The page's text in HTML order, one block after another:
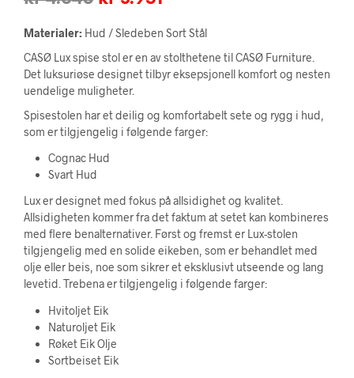
pris
var:
kr 4.648.
pris
er:
kr 3.951.
Materialer: Hud / Sledeben Sort Stål
CASØ Lux spise stol er en av stolthetene til CASØ Furniture.
Det luksuriøse designet tilbyr eksepsjonell komfort og nesten
uendelige muligheter.
Spisestolen har et deilig og komfortabelt sete og rygg i hud,
som er tilgjengelig i følgende farger:
Cognac Hud
Svart Hud
Lux er designet med fokus på allsidighet og kvalitet.
Allsidigheten kommer fra det faktum at setet kan kombineres
med flere benalternativer. Først og fremst er Lux-stolen
tilgjengelig med en solide eikeben, som er behandlet med
olje eller beis, noe som sikrer et eksklusivt utseende og lang
levetid. Trebena er tilgjengelig i følgende farger:
Hvitoljet Eik
Naturoljet Eik
Røket Eik Olje
Sortbeiset Eik